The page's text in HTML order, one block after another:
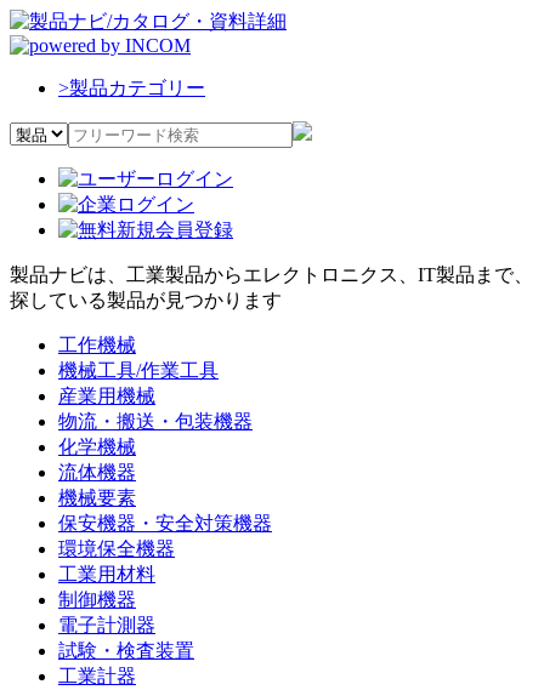
>製品カテゴリー
製品ナビは、工業製品からエレクトロニクス、IT製品まで、
探している製品が見つかります
工作機械
機械工具/作業工具
産業用機械
物流・搬送・包装機器
化学機械
流体機器
機械要素
保安機器・安全対策機器
環境保全機器
工業用材料
制御機器
電子計測器
試験・検査装置
工業計器